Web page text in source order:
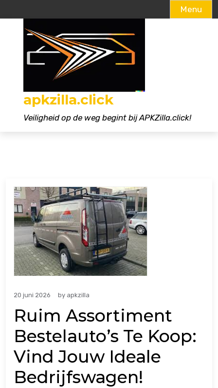
Menu
apkzilla.click
Veiligheid op de weg begint bij APKZilla.click!
20 juni 2026 by apkzilla
Ruim Assortiment
Bestelauto’s Te Koop:
Vind Jouw Ideale
Bedrijfswagen!